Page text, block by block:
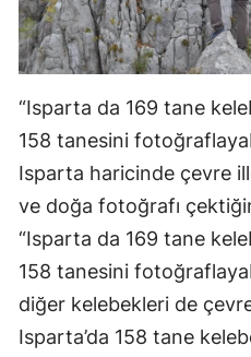
“Isparta da 169 tane
158 tanesini
Isparta haricinde çevre
ve doğa fotoğrafı
“Isparta da 169 tane
158 tanesini
diğer kelebekleri de
Isparta’da 158 tane